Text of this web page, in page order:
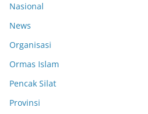
Nasional
News
Organisasi
Ormas Islam
Pencak Silat
Provinsi